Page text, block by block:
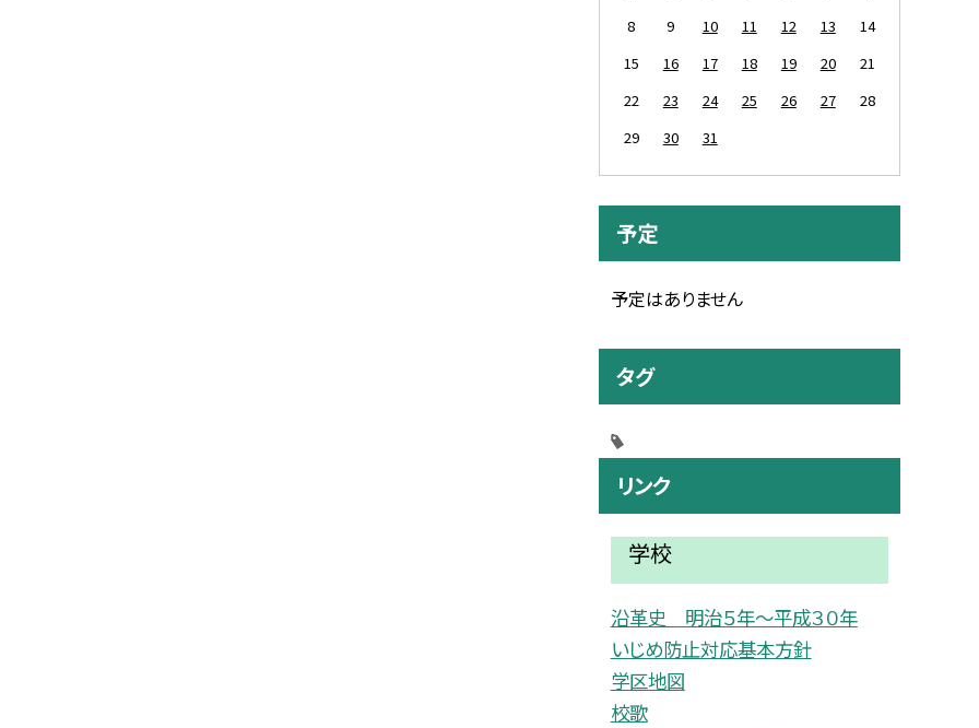
8
9 10 11 12 13
14
15
16 17 18 19 20
21
22
23 24 25 26 27
28
29
30 31
予定
予定はありません
タグ
リンク
学校
沿革史 明治５年〜平成３０年
いじめ防止対応基本方針
学区地図
校歌